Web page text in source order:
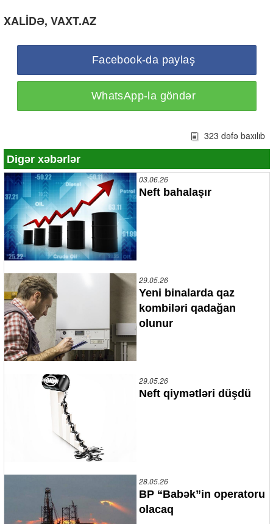
XALİDƏ, VAXT.AZ
Facebook-da paylaş
WhatsApp-la göndər
323 dəfə baxılıb
Digər xəbərlər
03.06.26
Neft bahalaşır
29.05.26
Yeni binalarda qaz
kombiləri qadağan
olunur
29.05.26
Neft qiymətləri düşdü
28.05.26
BP “Babək”in operatoru
olacaq